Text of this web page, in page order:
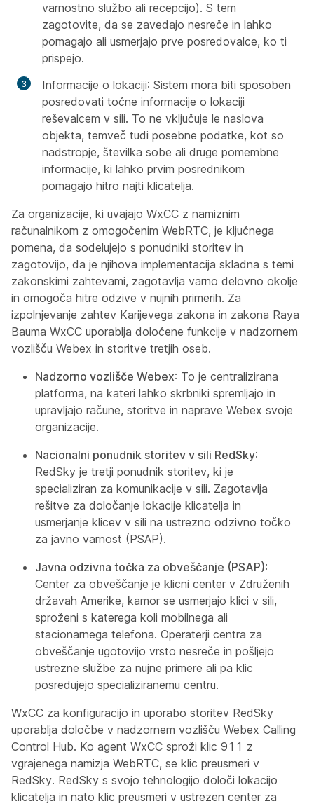
varnostno službo ali recepcijo). S tem
zagotovite, da se zavedajo nesreče in lahko
pomagajo ali usmerjajo prve posredovalce, ko ti
prispejo.
Informacije o lokaciji: Sistem mora biti sposoben
posredovati točne informacije o lokaciji
reševalcem v sili. To ne vključuje le naslova
objekta, temveč tudi posebne podatke, kot so
nadstropje, številka sobe ali druge pomembne
informacije, ki lahko prvim posrednikom
pomagajo hitro najti klicatelja.
Za organizacije, ki uvajajo WxCC z namiznim
računalnikom z omogočenim WebRTC, je ključnega
pomena, da sodelujejo s ponudniki storitev in
zagotovijo, da je njihova implementacija skladna s temi
zakonskimi zahtevami, zagotavlja varno delovno okolje
in omogoča hitre odzive v nujnih primerih. Za
izpolnjevanje zahtev Karijevega zakona in zakona Raya
Bauma WxCC uporablja določene funkcije v nadzornem
vozlišču Webex in storitve tretjih oseb.
Nadzorno vozlišče Webex: To je centralizirana
platforma, na kateri lahko skrbniki spremljajo in
upravljajo račune, storitve in naprave Webex svoje
organizacije.
Nacionalni ponudnik storitev v sili RedSky:
RedSky je tretji ponudnik storitev, ki je
specializiran za komunikacije v sili. Zagotavlja
rešitve za določanje lokacije klicatelja in
usmerjanje klicev v sili na ustrezno odzivno točko
za javno varnost (PSAP).
Javna odzivna točka za obveščanje (PSAP):
Center za obveščanje je klicni center v Združenih
državah Amerike, kamor se usmerjajo klici v sili,
sproženi s katerega koli mobilnega ali
stacionarnega telefona. Operaterji centra za
obveščanje ugotovijo vrsto nesreče in pošljejo
ustrezne službe za nujne primere ali pa klic
posredujejo specializiranemu centru.
WxCC za konfiguracijo in uporabo storitev RedSky
uporablja določbe v nadzornem vozlišču Webex Calling
Control Hub. Ko agent WxCC sproži klic 911 z
vgrajenega namizja WebRTC, se klic preusmeri v
RedSky. RedSky s svojo tehnologijo določi lokacijo
klicatelja in nato klic preusmeri v ustrezen center za